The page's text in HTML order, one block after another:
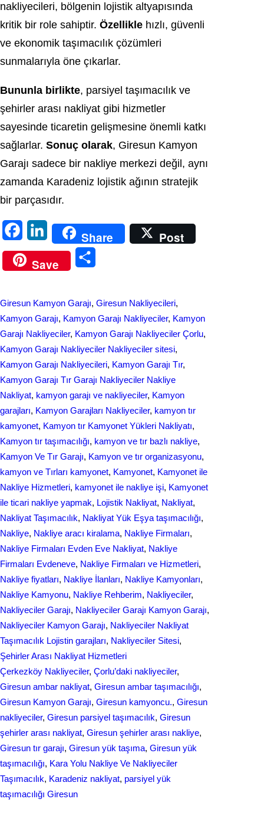
nakliyecileri, bölgenin lojistik altyapısında
kritik bir role sahiptir. Özellikle hızlı, güvenli
ve ekonomik taşımacılık çözümleri
sunmalarıyla öne çıkarlar.
Bununla birlikte, parsiyel taşımacılık ve
şehirler arası nakliyat gibi hizmetler
sayesinde ticaretin gelişmesine önemli katkı
sağlarlar. Sonuç olarak, Giresun Kamyon
Garajı sadece bir nakliye merkezi değil, aynı
zamanda Karadeniz lojistik ağının stratejik
bir parçasıdır.
a
c
o
o
k
i
n
e
d
I
n
Share
Post
Save
r
e
Giresun Kamyon Garajı, Giresun Nakliyecileri
Kamyon Garajı, Kamyon Garajı Nakliyeciler, Kamyon
Garajı Nakliyeciler, Kamyon Garajı Nakliyeciler Çorlu
Kamyon Garajı Nakliyeciler Nakliyeciler sitesi
Kamyon Garajı Nakliyecileri, Kamyon Garajı Tır
Kamyon Garajı Tır Garajı Nakliyeciler Nakliye
Nakliyat, kamyon garajı ve nakliyeciler, Kamyon
garajları, Kamyon Garajları Nakliyeciler, kamyon tır
kamyonet, Kamyon tır Kamyonet Yükleri Nakliyatı
Kamyon tır taşımacılığı, kamyon ve tır bazlı nakliye
Kamyon Ve Tır Garajı, Kamyon ve tır organizasyonu
kamyon ve Tırları kamyonet, Kamyonet, Kamyonet ile
Nakliye Hizmetleri, kamyonet ile nakliye işi, Kamyonet
ile ticari nakliye yapmak, Lojistik Nakliyat, Nakliyat
Nakliyat Taşımacılık, Nakliyat Yük Eşya taşımacılığı
Nakliye, Nakliye aracı kiralama, Nakliye Firmaları
Nakliye Firmaları Evden Eve Nakliyat, Nakliye
Firmaları Evdeneve, Nakliye Firmaları ve Hizmetleri
Nakliye fiyatları, Nakliye İlanları, Nakliye Kamyonları
Nakliye Kamyonu, Nakliye Rehberim, Nakliyeciler
Nakliyeciler Garajı, Nakliyeciler Garajı Kamyon Garajı
Nakliyeciler Kamyon Garajı, Nakliyeciler Nakliyat
Taşımacılık Lojistin garajları, Nakliyeciler Sitesi
Şehirler Arası Nakliyat Hizmetleri
Çerkezköy Nakliyeciler, Çorlu’daki nakliyeciler
Giresun ambar nakliyat, Giresun ambar taşımacılığı
Giresun Kamyon Garajı, Giresun kamyoncu., Giresun
nakliyeciler, Giresun parsiyel taşımacılık, Giresun
şehirler arası nakliyat, Giresun şehirler arası nakliye
Giresun tır garajı, Giresun yük taşıma, Giresun yük
taşımacılığı, Kara Yolu Nakliye Ve Nakliyeciler
Taşımacılık, Karadeniz nakliyat, parsiyel yük
taşımacılığı Giresun